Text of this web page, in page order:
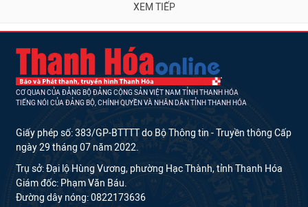
XEM TIẾP
CƠ QUAN CỦA ĐẢNG BỘ ĐẢNG CỘNG SẢN VIỆT NAM TỈNH THANH HÓA
TIẾNG NÓI CỦA ĐẢNG BỘ, CHÍNH QUYỀN VÀ NHÂN DÂN TỈNH THANH HÓA
Giấy phép số: 383/GP-BTTTT do Bộ Thông tin - Truyền thông Cấp
ngày 29 tháng 07 năm 2022.
Trụ sở: Đại lộ Hùng Vương, phường Hạc Thành, tỉnh Thanh Hóa
Giám đốc: Phạm Văn Báu.
Đường dây nóng: 0822173636